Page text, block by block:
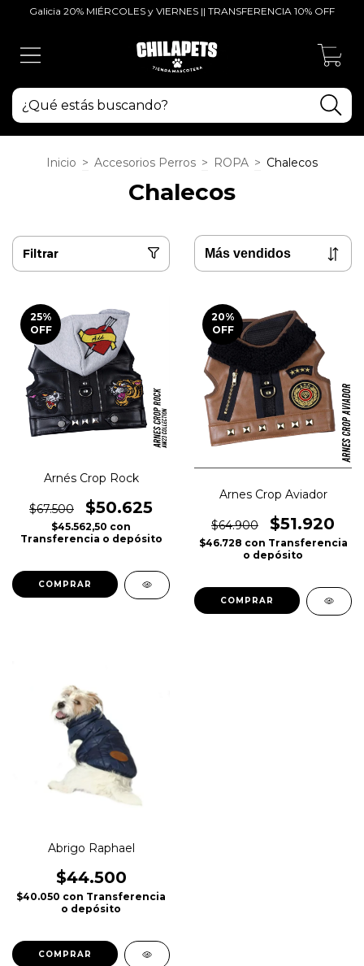
Galicia 20% MIÉRCOLES y VIERNES || TRANSFERENCIA 10% OFF
Inicio > Accesorios Perros > ROPA > Chalecos
Chalecos
Filtrar
25%
OFF
Arnés Crop Rock
$67.500 $50.625
$45.562,50 con
Transferencia o depósito
COMPRAR
20%
OFF
Arnes Crop Aviador
$64.900 $51.920
$46.728 con Transferencia
o depósito
COMPRAR
Abrigo Raphael
$44.500
$40.050 con Transferencia
o depósito
COMPRAR